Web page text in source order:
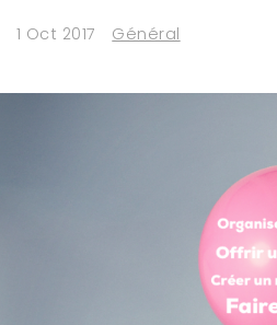
1 Oct 2017 Général